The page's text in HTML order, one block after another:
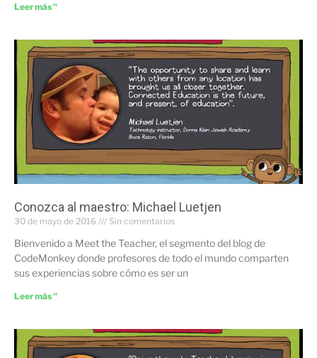
Leer más "
Conozca al maestro: Michael Luetjen
30 de mayo de 2016 Sin comentarios
Bienvenido a Meet the Teacher, el segmento del blog de
CodeMonkey donde profesores de todo el mundo comparten
sus experiencias sobre cómo es ser un
Leer más "